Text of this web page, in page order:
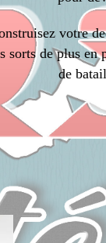
votre
sorts de plus en
de